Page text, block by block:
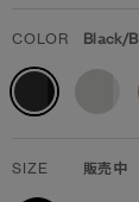
COLOR Black/
SIZE 販売中